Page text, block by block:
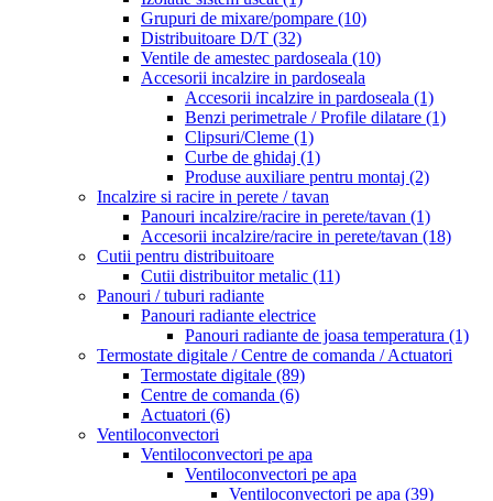
Grupuri de mixare/pompare (10)
Distribuitoare D/T (32)
Ventile de amestec pardoseala (10)
Accesorii incalzire in pardoseala
Accesorii incalzire in pardoseala (1)
Benzi perimetrale / Profile dilatare (1)
Clipsuri/Cleme (1)
Curbe de ghidaj (1)
Produse auxiliare pentru montaj (2)
Incalzire si racire in perete / tavan
Panouri incalzire/racire in perete/tavan (1)
Accesorii incalzire/racire in perete/tavan (18)
Cutii pentru distribuitoare
Cutii distribuitor metalic (11)
Panouri / tuburi radiante
Panouri radiante electrice
Panouri radiante de joasa temperatura (1)
Termostate digitale / Centre de comanda / Actuatori
Termostate digitale (89)
Centre de comanda (6)
Actuatori (6)
Ventiloconvectori
Ventiloconvectori pe apa
Ventiloconvectori pe apa
Ventiloconvectori pe apa (39)